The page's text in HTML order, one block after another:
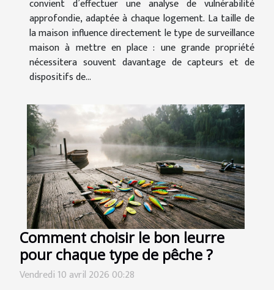
convient d’effectuer une analyse de vulnérabilité
approfondie, adaptée à chaque logement. La taille de
la maison influence directement le type de surveillance
maison à mettre en place : une grande propriété
nécessitera souvent davantage de capteurs et de
dispositifs de...
Comment choisir le bon leurre
pour chaque type de pêche ?
Vendredi 10 avril 2026 00:28